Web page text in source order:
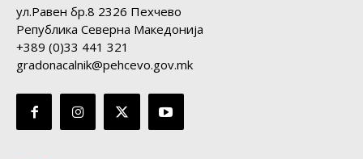
ул.Равен бр.8 2326 Пехчево
Република Северна Македонија
+389 (0)33 441 321
gradonacalnik@pehcevo.gov.mk